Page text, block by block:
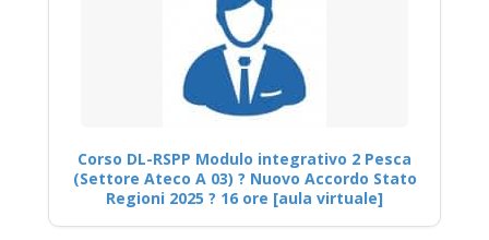
Corso DL-RSPP Modulo integrativo 2 Pesca
(Settore Ateco A 03) ? Nuovo Accordo Stato
Regioni 2025 ? 16 ore [aula virtuale]